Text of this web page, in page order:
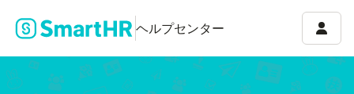
ヘルプセンター アカ